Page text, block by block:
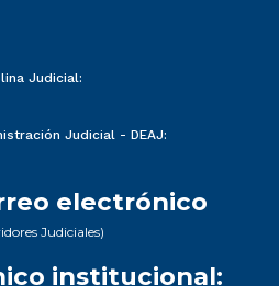
Judicial:
Judicial - DEAJ:
electrónico
Judiciales)
institucional: